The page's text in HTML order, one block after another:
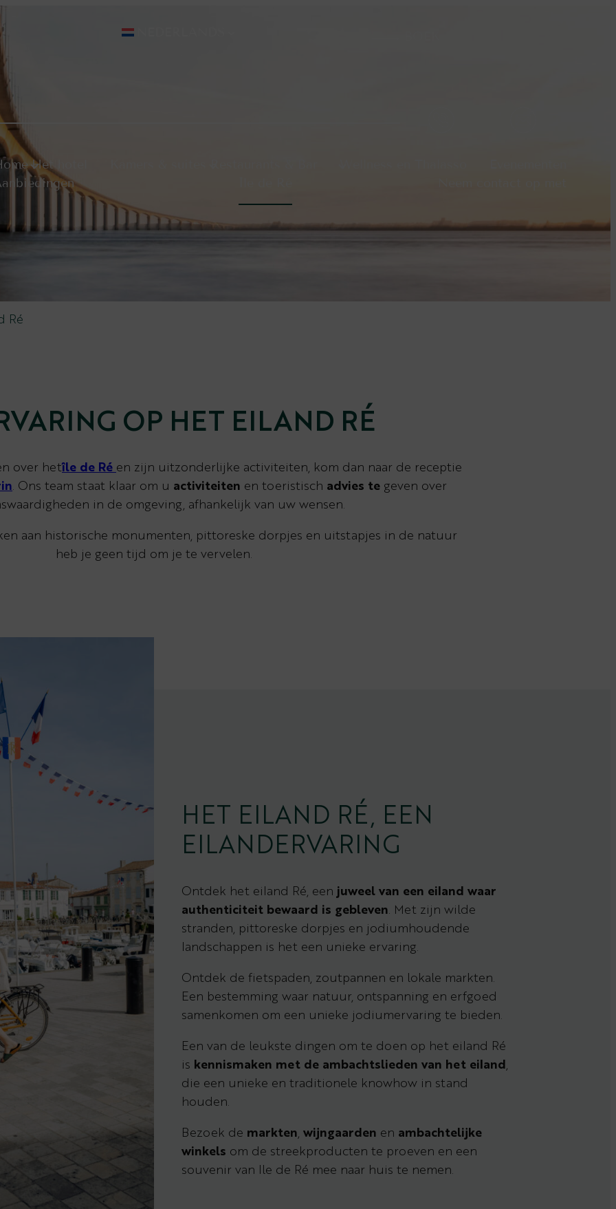
Het hotel
Ré
OP HET EILAND RÉ
over hetîle de Ré en zijn uitzonderlijke activiteiten, kom dan naar de receptie
. Ons team staat klaar om u activiteiten en toeristisch advies te geven over
in de omgeving, afhankelijk van uw wensen.
aan historische monumenten, pittoreske dorpjes en uitstapjes in de natuur
heb je geen tijd om je te vervelen.
HET EILAND RÉ, EEN
EILANDERVARING
Ontdek het eiland Ré, een juweel van een eiland waar
authenticiteit bewaard is gebleven. Met zijn wilde
stranden, pittoreske dorpjes en jodiumhoudende
landschappen is het een unieke ervaring.
Ontdek de fietspaden, zoutpannen en lokale markten.
Een bestemming waar natuur, ontspanning en erfgoed
samenkomen om een unieke jodiumervaring te bieden.
Een van de leukste dingen om te doen op het eiland Ré
is kennismaken met de ambachtslieden van het eiland ,
die een unieke en traditionele knowhow in stand
houden.
Bezoek de markten, wijngaarden en ambachtelijke
winkels om de streekproducten te proeven en een
souvenir van Ile de Ré mee naar huis te nemen.